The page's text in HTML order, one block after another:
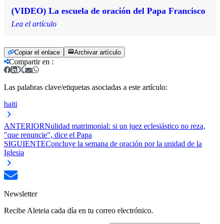
(VIDEO) La escuela de oración del Papa Francisco
Lea el artículo
Copiar el enlace Archivar artículo
Compartir en :
Las palabras clave/etiquetas asociadas a este artículo:
haiti
ANTERIORNulidad matrimonial: si un juez eclesiástico no reza,
"que renuncie", dice el Papa
SIGUIENTEConcluye la semana de oración por la unidad de la
Iglesia
Newsletter
Recibe Aleteia cada día en tu correo electrónico.